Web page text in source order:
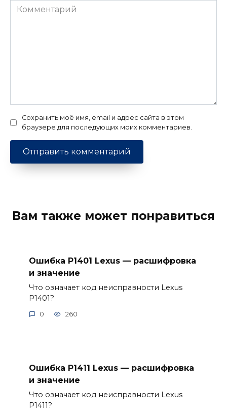
Комментарий
Сохранить моё имя, email и адрес сайта в этом
браузере для последующих моих комментариев.
Вам также может понравиться
Ошибка P1401 Lexus — расшифровка
и значение
Что означает код неисправности Lexus
P1401?
0 260
Ошибка P1411 Lexus — расшифровка
и значение
Что означает код неисправности Lexus
P1411?